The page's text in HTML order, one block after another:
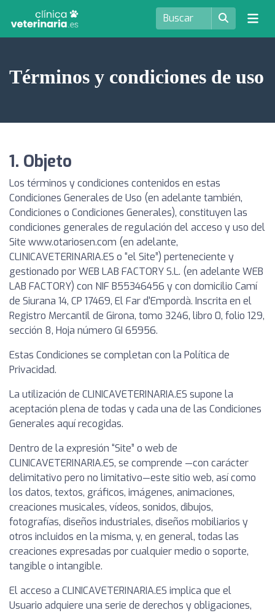
Términos y condiciones de uso
1. Objeto
Los términos y condiciones contenidos en estas
Condiciones Generales de Uso (en adelante también,
Condiciones o Condiciones Generales), constituyen las
condiciones generales de regulación del acceso y uso del
Site www.otariosen.com (en adelante,
CLINICAVETERINARIA.ES o “el Site”) perteneciente y
gestionado por WEB LAB FACTORY S.L. (en adelante WEB
LAB FACTORY) con NIF B55346456 y con domicilio Camí
de Siurana 14, CP 17469, El Far d'Empordà. Inscrita en el
Registro Mercantil de Girona, tomo 3246, libro 0, folio 129,
sección 8, Hoja número GI 65956.
Estas Condiciones se completan con la Política de
Privacidad.
La utilización de CLINICAVETERINARIA.ES supone la
aceptación plena de todas y cada una de las Condiciones
Generales aquí recogidas.
Dentro de la expresión “Site” o web de
CLINICAVETERINARIA.ES, se comprende —con carácter
delimitativo pero no limitativo—este sitio web, así como
los datos, textos, gráficos, imágenes, animaciones,
creaciones musicales, vídeos, sonidos, dibujos,
fotografías, diseños industriales, diseños mobiliarios y
otros incluidos en la misma, y, en general, todas las
creaciones expresadas por cualquier medio o soporte,
tangible o intangible.
El acceso a CLINICAVETERINARIA.ES implica que el
Usuario adquiere una serie de derechos y obligaciones,